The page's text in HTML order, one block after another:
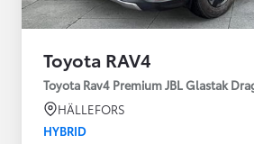
Toyota RAV4
Toyota Rav4 Premium JBL Glastak
HÄLLEFORS
HYBRID